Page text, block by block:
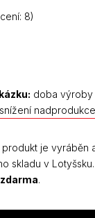
8)
doba výroby
nadprodukce
produkt je vyráběn
skladu v Lotyšsku.
.